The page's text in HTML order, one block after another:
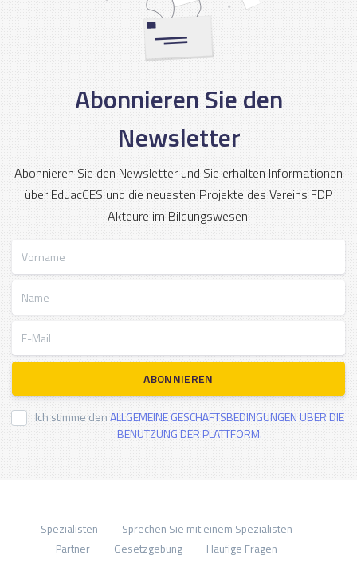
Abonnieren Sie den
Newsletter
Abonnieren Sie den Newsletter und Sie erhalten Informationen
über EduacCES und die neuesten Projekte des Vereins FDP
Akteure im Bildungswesen.
ABONNIEREN
Ich stimme denALLGEMEINE GESCHÄFTSBEDINGUNGEN ÜBER DIE
BENUTZUNG DER PLATTFORM.
Spezialisten
Sprechen Sie mit einem Spezialisten
Partner
Gesetzgebung
Häufige Fragen